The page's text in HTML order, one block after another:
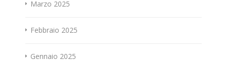
Marzo 2025
Febbraio 2025
Gennaio 2025